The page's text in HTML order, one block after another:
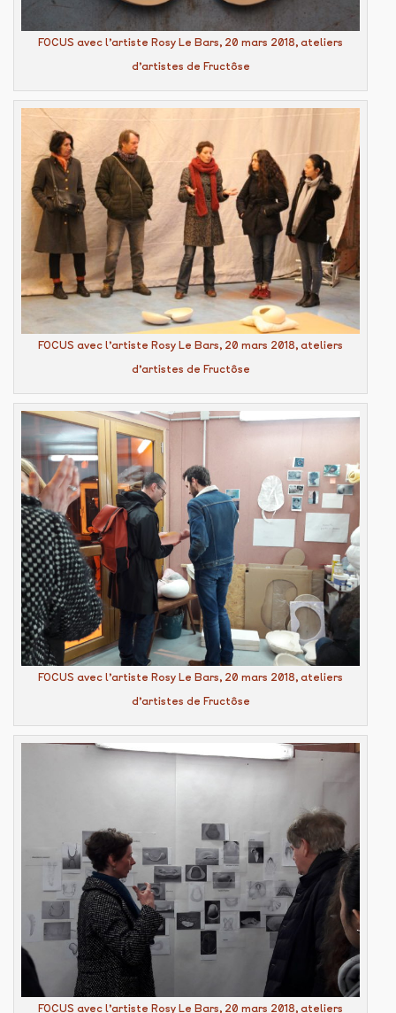
FOCUS avec l’artiste Rosy Le Bars, 20 mars 2018, ateliers
d’artistes de Fructôse
FOCUS avec l’artiste Rosy Le Bars, 20 mars 2018, ateliers
d’artistes de Fructôse
FOCUS avec l’artiste Rosy Le Bars, 20 mars 2018, ateliers
d’artistes de Fructôse
FOCUS avec l’artiste Rosy Le Bars, 20 mars 2018, ateliers